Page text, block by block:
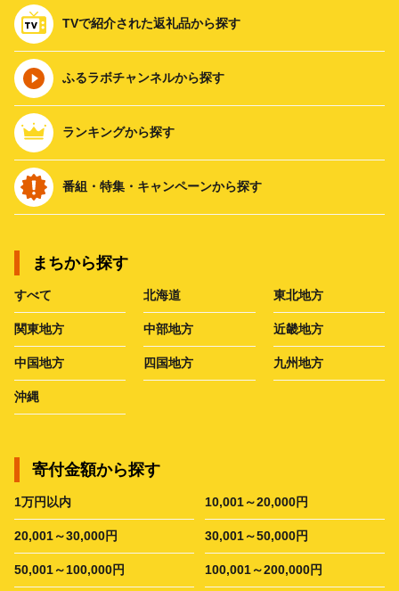
TVで紹介された返礼品から探す
ふるラボチャンネルから探す
ランキングから探す
番組・特集・キャンペーンから探す
まちから探す
すべて 北海道 東北地方
関東地方 中部地方 近畿地方
中国地方 四国地方 九州地方
沖縄
寄付金額から探す
1万円以内 10,001～20,000円
20,001～30,000円 30,001～50,000円
50,001～100,000円 100,001～200,000円